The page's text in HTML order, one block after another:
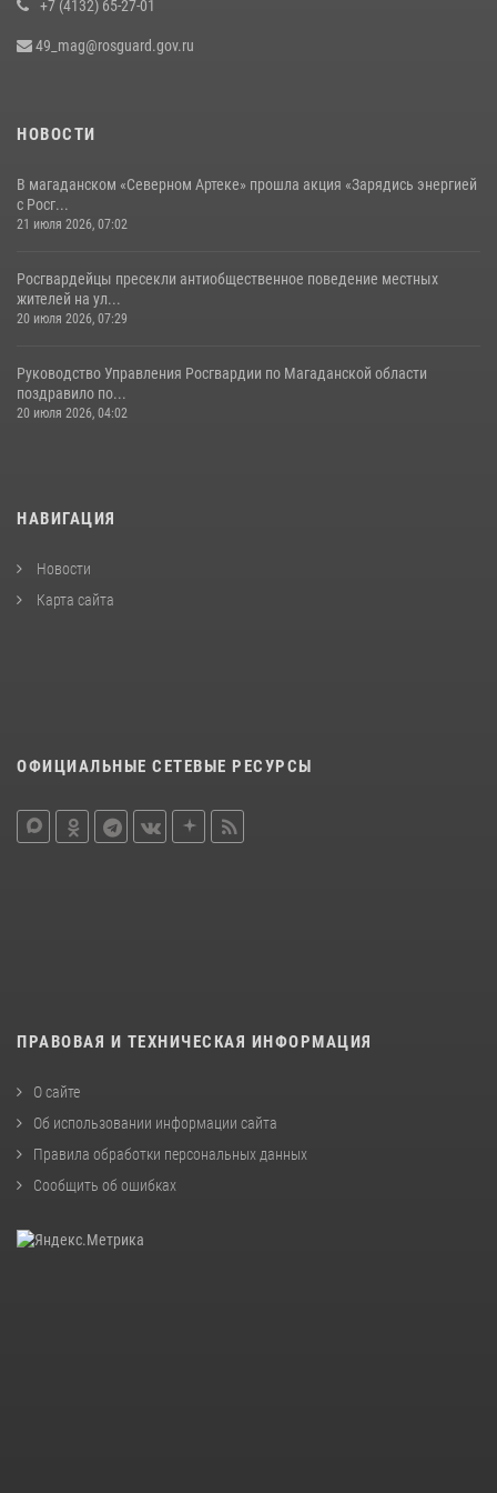
+7 (4132) 65-27-01
49_mag@rosguard.gov.ru
НОВОСТИ
В магаданском «Северном Артеке» прошла акция «Зарядись энергией
с Росг...
21 июля 2026, 07:02
Росгвардейцы пресекли антиобщественное поведение местных
жителей на ул...
20 июля 2026, 07:29
Руководство Управления Росгвардии по Магаданской области
поздравило по...
20 июля 2026, 04:02
НАВИГАЦИЯ
Новости
Карта сайта
ОФИЦИАЛЬНЫЕ СЕТЕВЫЕ РЕСУРСЫ
ПРАВОВАЯ И ТЕХНИЧЕСКАЯ ИНФОРМАЦИЯ
О сайте
Об использовании информации сайта
Правила обработки персональных данных
Сообщить об ошибках